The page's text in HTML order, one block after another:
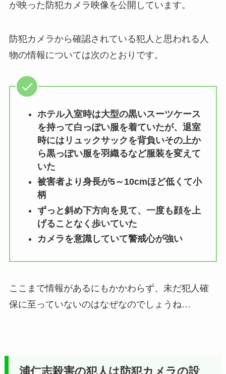
が映った防犯カメラ映像を公開しています。
防犯カメラから確認されている犯人と思われる人
物の情報については次のとおりです。
ホテル入室時は大型の黒いスーツケース
を持って白っぽい服を着ていたが、退室
時にはリュックサックを背負いその上か
ら黒っぽい服を羽織るなど服装を変えて
いた
被害者より身長が5～10cmほど低くて小
柄
ずっと斜め下方向を見て、一度も顔を上
げることなく歩いていた
カメラを意識していて警戒心が強い
ここまで情報があるにもかかわらず、未だ犯人確
保に至っていないのはなぜなのでしょうね…